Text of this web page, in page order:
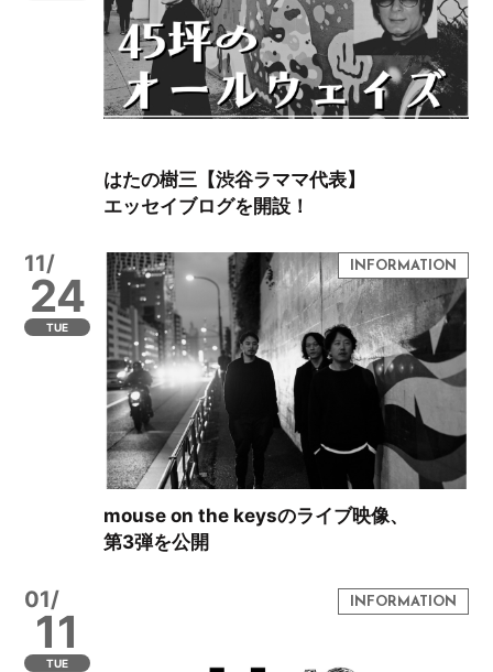
はたの樹三【渋谷ラママ代表】
エッセイブログを開設！
11/
24
TUE
mouse on the keysのライブ映像、
第3弾を公開
01/
11
TUE